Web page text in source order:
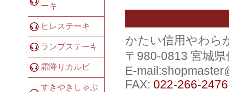
ーキ
ヒレステーキ
ランプステーキ
霜降りカルビ
すきやきしゃぶ
かたい信用やわ
〒980-0813 宮城
E-
FAX: 022-266-2476